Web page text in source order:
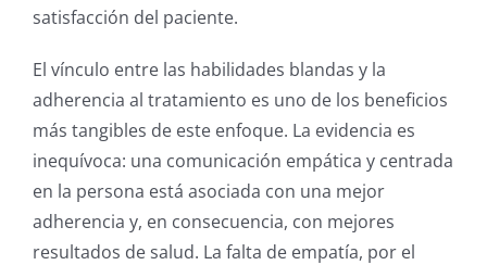
satisfacción del paciente.
El vínculo entre las habilidades blandas y la
adherencia al tratamiento es uno de los beneficios
más tangibles de este enfoque. La evidencia es
inequívoca: una comunicación empática y centrada
en la persona está asociada con una mejor
adherencia y, en consecuencia, con mejores
resultados de salud. La falta de empatía, por el